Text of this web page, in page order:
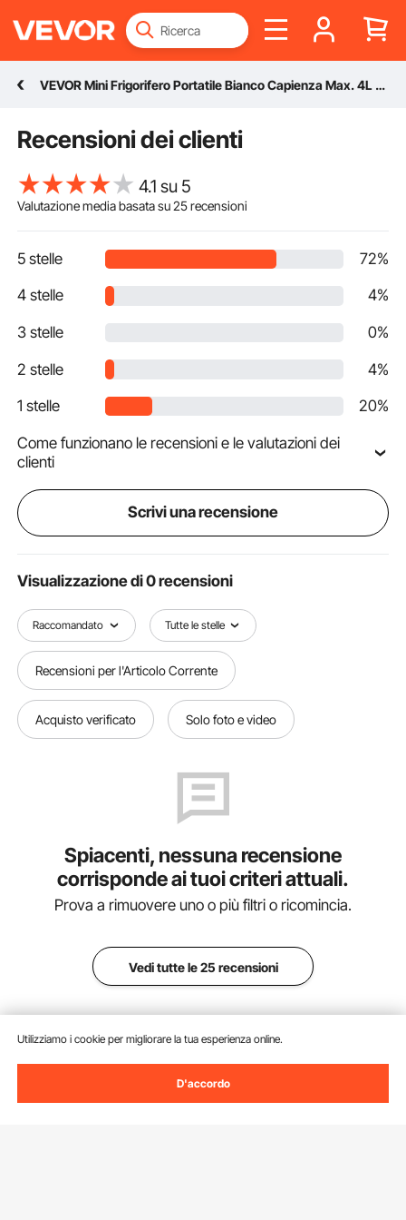
VEVOR Mini Frigorifero Portatile Bianco Capienza Max. 4L Funzione Raffreddamento/Riscaldamento Intervallo Temperatura 18℃/50℃, Mini Frigo Portatile per Trucco Bellezza Prodotto Cosmetico Rumore 38dB
Recensioni dei clienti
4.1 su 5
Valutazione media basata su25recensioni
5 stelle 72%
4 stelle 4%
3 stelle 0%
2 stelle 4%
1 stelle 20%
Come funzionano le recensioni e le valutazioni dei
clienti
Scrivi una recensione
Visualizzazione di 0 recensioni
Raccomandato Tutte le stelle
Recensioni per l'Articolo Corrente
Acquisto verificato Solo foto e video
Spiacenti, nessuna recensione
corrisponde ai tuoi criteri attuali.
Prova a rimuovere uno o più filtri o ricomincia.
Vedi tutte le 25 recensioni
Utilizziamo i cookie per migliorare la tua esperienza online.
D'accordo